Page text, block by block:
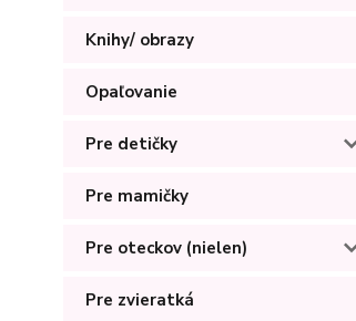
Knihy/ obrazy
Opaľovanie
Pre detičky
Pre mamičky
Pre oteckov (nielen)
Pre zvieratká